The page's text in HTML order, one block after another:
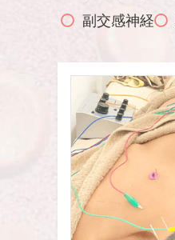
副交感神経